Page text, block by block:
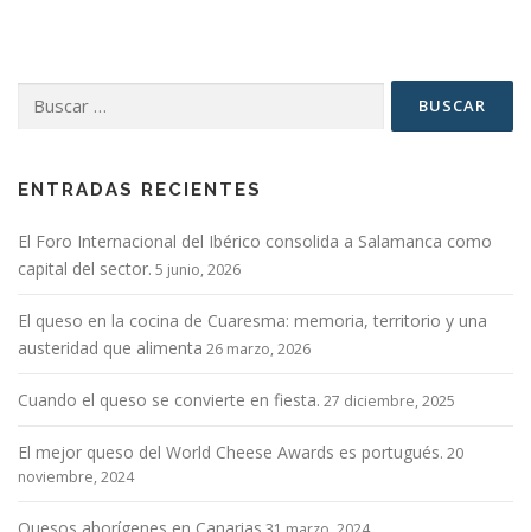
n
e
n
t
a
d
a
ENTRADAS RECIENTES
El Foro Internacional del Ibérico consolida a Salamanca como
capital del sector. 5 junio, 2026
El queso en la cocina de Cuaresma: memoria, territorio y una
austeridad que alimenta 26 marzo, 2026
Cuando el queso se convierte en fiesta. 27 diciembre, 2025
El mejor queso del World Cheese Awards es portugués. 20
noviembre, 2024